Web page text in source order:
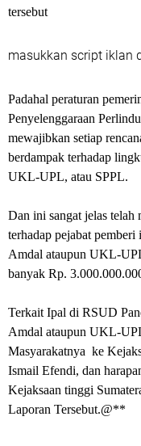
tersebut
masukkan script iklan
Padahal peraturan
Penyelenggaraan
mewajibkan setiap
berdampak terhadap
UKL-UPL, atau SPPL.
Dan ini sangat jelas telah
terhadap pejabat
Amdal ataupun UKL-
banyak Rp.
Terkait Ipal di RSUD
Amdal ataupun UKL-
Masyarakatnya ke
Ismail Efendi, dan
Kejaksaan tinggi
Laporan Tersebut.@**